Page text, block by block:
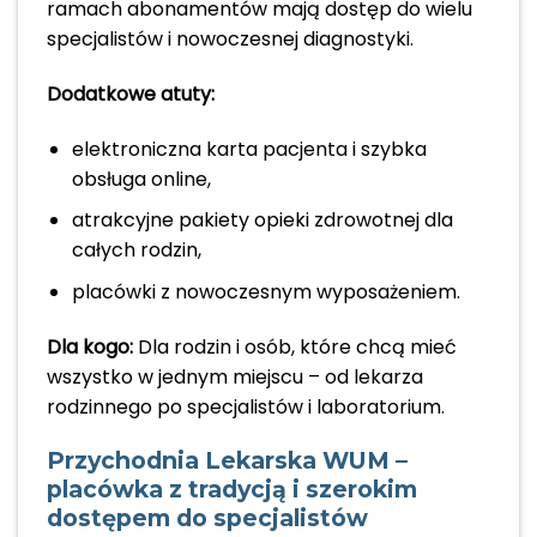
ramach abonamentów mają dostęp do wielu
specjalistów i nowoczesnej diagnostyki.
Dodatkowe atuty:
elektroniczna karta pacjenta i szybka
obsługa online,
atrakcyjne pakiety opieki zdrowotnej dla
całych rodzin,
placówki z nowoczesnym wyposażeniem.
Dla kogo: Dla rodzin i osób, które chcą mieć
wszystko w jednym miejscu – od lekarza
rodzinnego po specjalistów i laboratorium.
Przychodnia Lekarska WUM –
placówka z tradycją i szerokim
dostępem do specjalistów